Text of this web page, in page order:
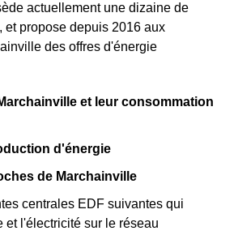
actuellement une dizaine de
et propose depuis 2016 aux
des offres d'énergie
et leur consommation
d'énergie
de Marchainville
centrales EDF suivantes qui
et l'électricité sur le réseau